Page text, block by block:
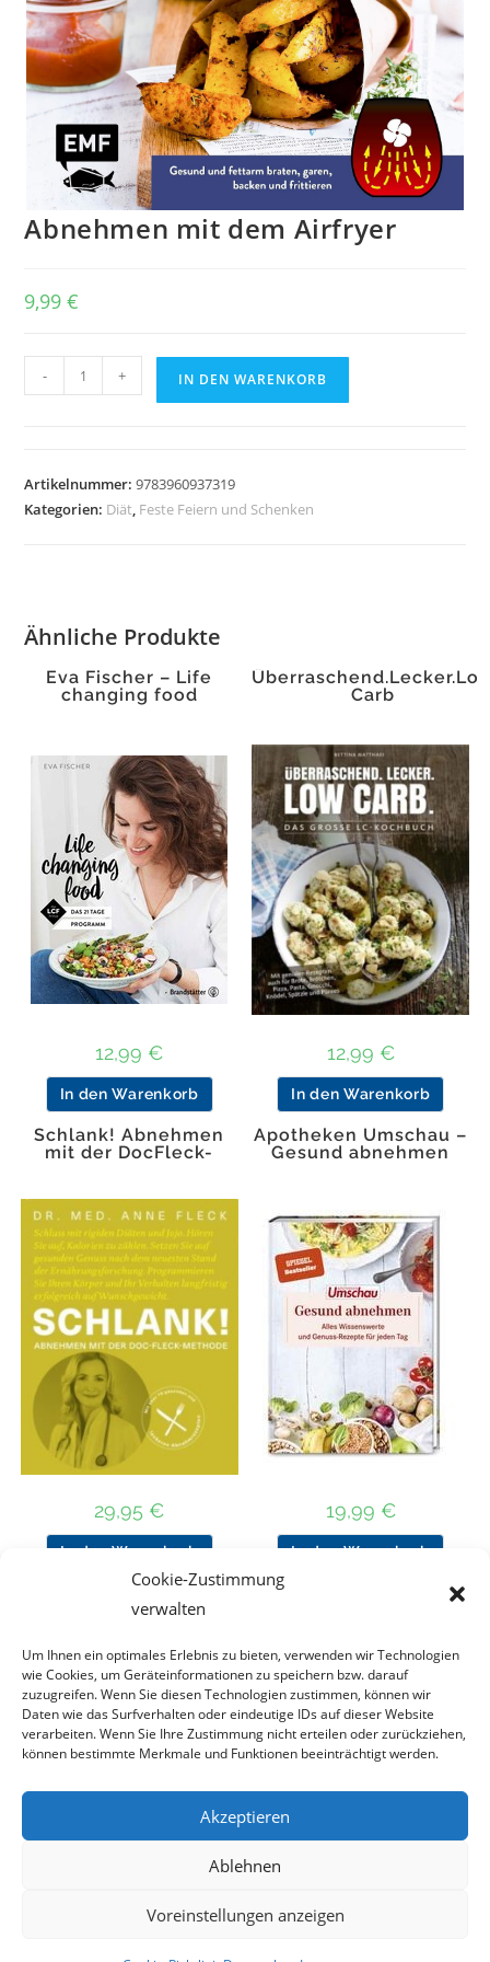
Cookie-Zustimmung
verwalten
Um Ihnen ein optimales Erlebnis zu bieten, verwenden wir Technologien
wie Cookies, um Geräteinformationen zu speichern bzw. darauf
zuzugreifen. Wenn Sie diesen Technologien zustimmen, können wir
Daten wie das Surfverhalten oder eindeutige IDs auf dieser Website
verarbeiten. Wenn Sie Ihre Zustimmung nicht erteilen oder zurückziehen,
können bestimmte Merkmale und Funktionen beeinträchtigt werden.
Akzeptieren
Ablehnen
Voreinstellungen anzeigen
Abnehmen mit dem Airfryer
9,99€
Abnehmen
mit
Menge
- + IN DEN WARENKORB
Artikelnummer:9783960937319
Kategorien: Diät, Feste Feiern und Schenken
Ähnliche Produkte
Eva Fischer – Life
changing food
12,99 €
In den Warenkorb
Carb
12,99 €
In den Warenkorb
Schlank! Abnehmen
mit der DocFleck-
29,95 €
In den Warenkorb
Apotheken Umschau –
Gesund abnehmen
19,99 €
In den Warenkorb
Nach Preis filtern
Kategorie
auswählen
Datenschutz
Haftungsausschluss
Copyright 2023 - DT COLLECTION